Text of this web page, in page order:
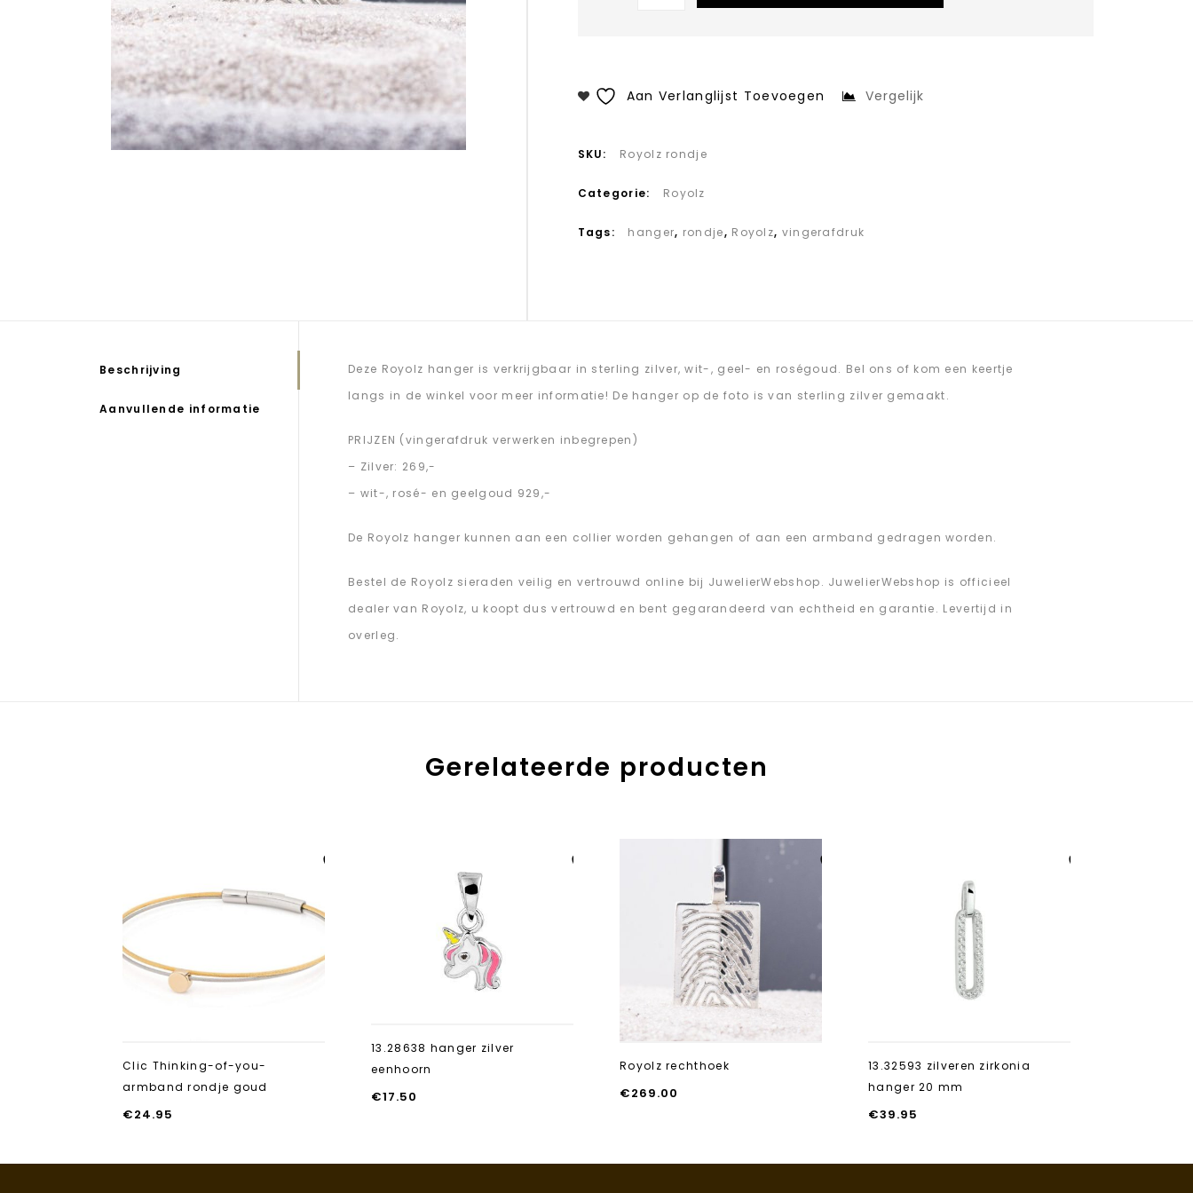
Aan Verlanglijst Toevoegen Vergelijk
SKU: Royolz rondje
Categorie: Royolz
Tags: hanger, rondje, Royolz, vingerafdruk
Beschrijving
Aanvullende informatie
Deze Royolz hanger is verkrijgbaar in sterling zilver, wit-, geel- en roségoud. Bel ons of kom een keertje
langs in de winkel voor meer informatie! De hanger op de foto is van sterling zilver gemaakt.
PRIJZEN (vingerafdruk verwerken inbegrepen)
– Zilver: 269,-
– wit-, rosé- en geelgoud 929,-
De Royolz hanger kunnen aan een collier worden gehangen of aan een armband gedragen worden.
Bestel de Royolz sieraden veilig en vertrouwd online bij JuwelierWebshop. JuwelierWebshop is officieel
dealer van Royolz, u koopt dus vertrouwd en bent gegarandeerd van echtheid en garantie. Levertijd in
overleg.
Gerelateerde producten
Clic Thinking-of-you-
armband rondje goud
€24.95
13.28638 hanger zilver
eenhoorn
€17.50
Royolz rechthoek
€269.00
13.32593 zilveren zirkonia
hanger 20 mm
€39.95